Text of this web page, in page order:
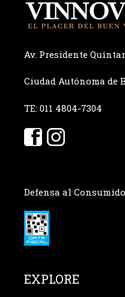
Av. Presidente
Ciudad Autónoma de
TE: 011 4804-7304
Defensa al
EXPLORE